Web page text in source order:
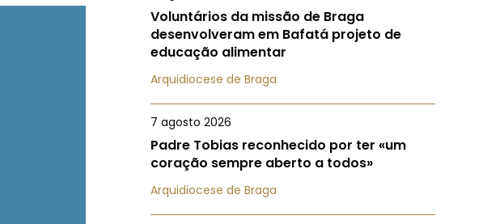
Voluntários da missão de Braga
desenvolveram em Bafatá projeto de
educação alimentar
Arquidiocese de Braga
7 agosto 2026
Padre Tobias reconhecido por ter «um
coração sempre aberto a todos»
Arquidiocese de Braga